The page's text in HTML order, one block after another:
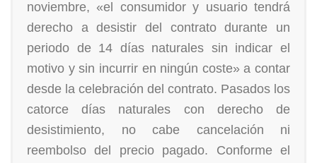
noviembre, «el consumidor y usuario tendrá
derecho a desistir del contrato durante un
periodo de 14 días naturales sin indicar el
motivo y sin incurrir en ningún coste» a contar
desde la celebración del contrato. Pasados los
catorce días naturales con derecho de
desistimiento, no cabe cancelación ni
reembolso del precio pagado. Conforme el